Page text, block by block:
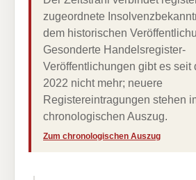
zugeordnete
dem historischen
Gesonderte Handelsregister-
Veröffentlichungen gibt es seit
2022 nicht mehr; neuere
Registereintragungen stehen
chronologischen Auszug.
Zum chronologischen Auszug